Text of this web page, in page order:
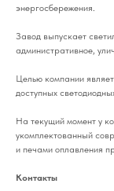
энергосбережения.
Завод выпускает
административное,
Целью компании
доступных
На текущий момент у
укомплектованный
и печами оплавления
Контакты